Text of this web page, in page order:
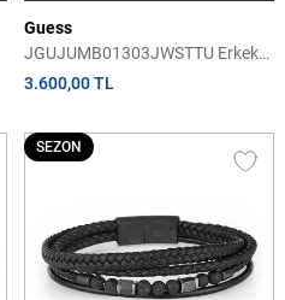
Guess
JGUJUMB01303JWSTTU Erkek
Bileklik
3.600,00 TL
SEZON